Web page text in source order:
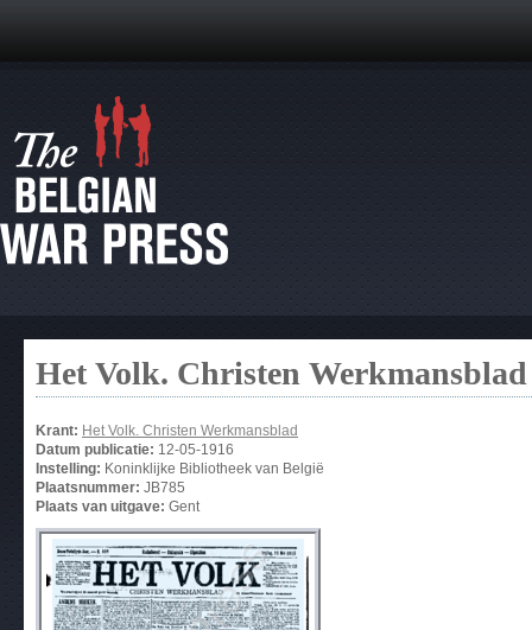
Het Volk. Christen Werkmansblad
Krant: Het Volk. Christen Werkmansblad
Datum publicatie: 12-05-1916
Instelling: Koninklijke Bibliotheek van België
Plaatsnummer: JB785
Plaats van uitgave: Gent